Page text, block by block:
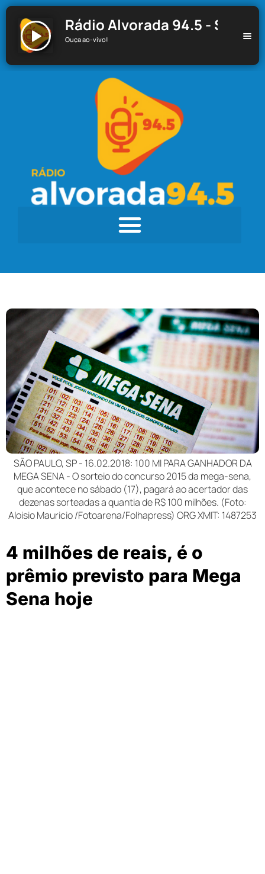
Rádio Alvorada 94.5 - Santa
Ouça ao-vivo!
SÃO PAULO, SP - 16.02.2018: 100 MI PARA GANHADOR DA
MEGA SENA - O sorteio do concurso 2015 da mega-sena,
que acontece no sábado (17), pagará ao acertador das
dezenas sorteadas a quantia de R$ 100 milhões. (Foto:
Aloisio Mauricio /Fotoarena/Folhapress) ORG XMIT: 1487253
4 milhões de reais, é o
prêmio previsto para Mega
Sena hoje